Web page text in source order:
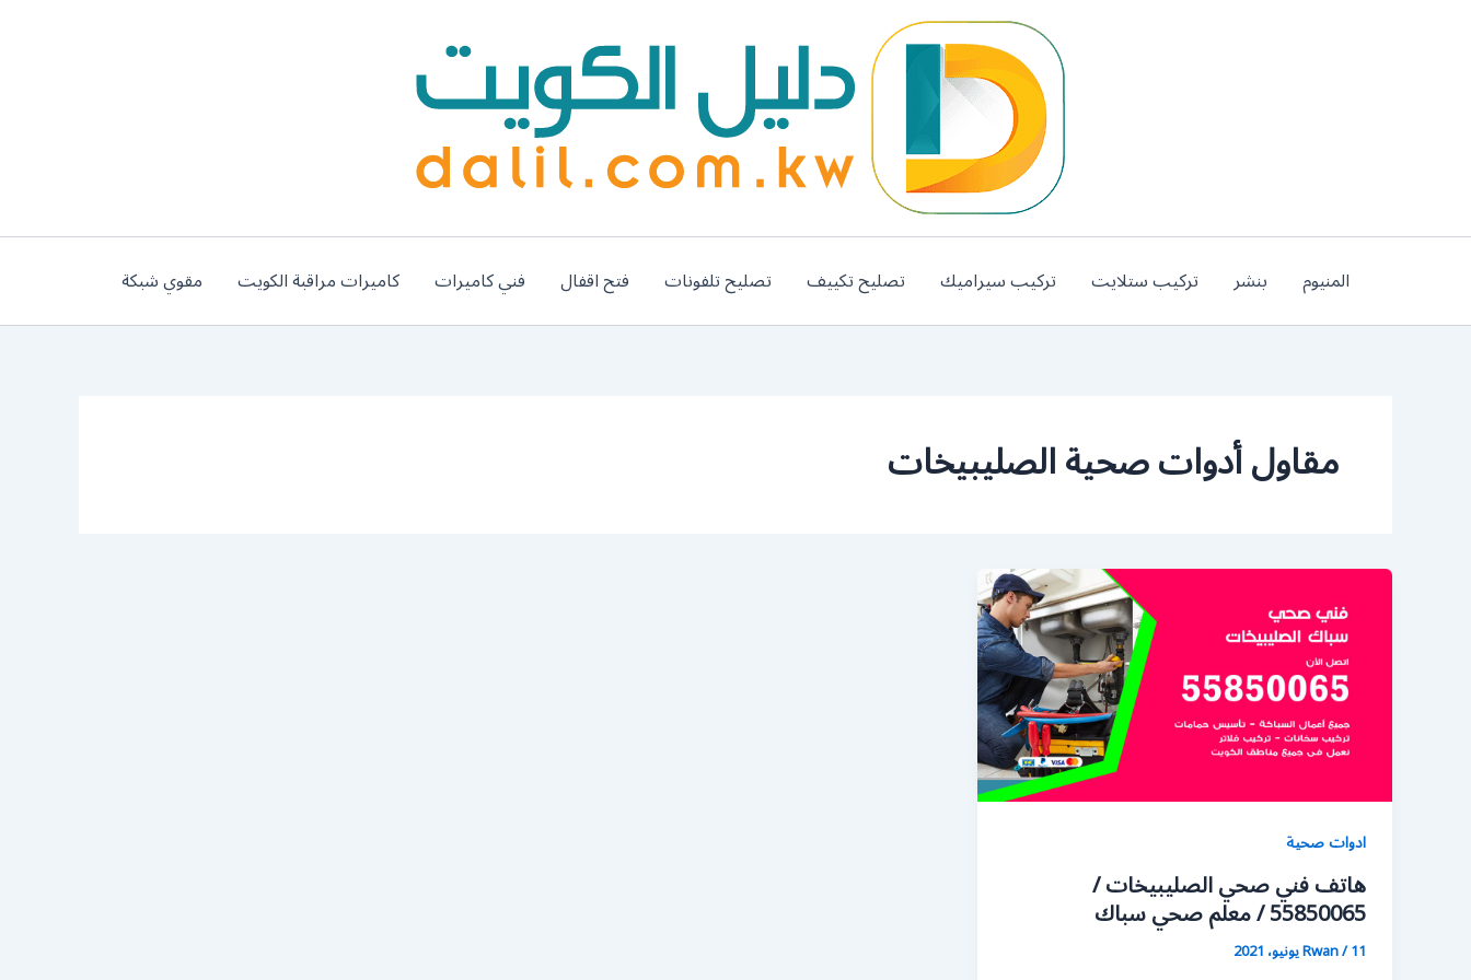
المنيوم بنشر تركيب ستلايت تركيب سيراميك تصليح تكييف تصليح تلفونات فتح اقفال فني كاميرات كاميرات مراقبة الكويت مقوي شبكة
مقاول أدوات صحية الصليبيخات
ادوات صحية
هاتف فني صحي الصليبيخات /
55850065 / معلم صحي سباك
Rwan/11 يونيو، 2021